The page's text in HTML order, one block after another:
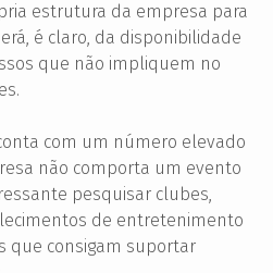
estrutura da empresa para
é claro, da disponibilidade
que não impliquem no
com um número elevado
não comporta um evento
pesquisar clubes,
de entretenimento
que consigam suportar